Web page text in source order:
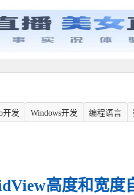
开发 Windows开发 编程语言
高度和宽度